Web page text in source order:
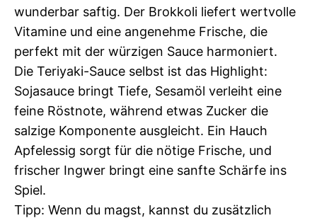
wunderbar saftig. Der Brokkoli liefert wertvolle
Vitamine und eine angenehme Frische, die
perfekt mit der würzigen Sauce harmoniert.
Die Teriyaki-Sauce selbst ist das Highlight:
Sojasauce bringt Tiefe, Sesamöl verleiht eine
feine Röstnote, während etwas Zucker die
salzige Komponente ausgleicht. Ein Hauch
Apfelessig sorgt für die nötige Frische, und
frischer Ingwer bringt eine sanfte Schärfe ins
Spiel.
Tipp: Wenn du magst, kannst du zusätzlich